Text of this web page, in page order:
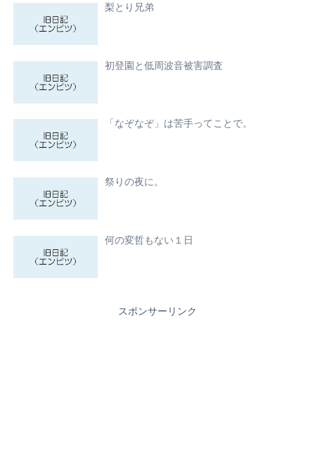
梨とり兄弟
初登園と低周波音被害調査
「なぞなぞ」は苦手ってことで。
祭りの夜に。
何の変哲もない１日
スポンサーリンク